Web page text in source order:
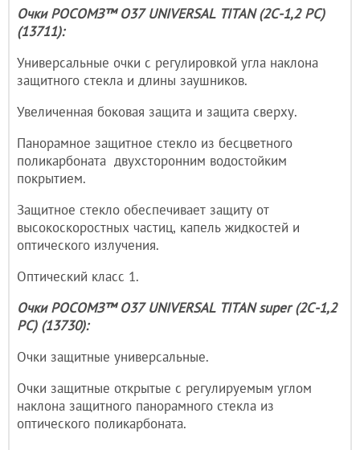
Очки РОСОМЗ™ О37 UNIVERSAL TITAN (2С-1,2 PC)
(13711):
Универсальные очки с регулировкой угла наклона
защитного стекла и длины заушников.
Увеличенная боковая защита и защита сверху.
Панорамное защитное стекло из бесцветного
поликарбоната двухсторонним водостойким
покрытием.
Защитное стекло обеспечивает защиту от
высокоскоростных частиц, капель жидкостей и
оптического излучения.
Оптический класс 1.
Очки РОСОМЗ™ О37 UNIVERSAL TITAN super (2С-1,2
PС) (13730):
Очки защитные универсальные.
Очки защитные открытые с регулируемым углом
наклона защитного панорамного стекла из
оптического поликарбоната.